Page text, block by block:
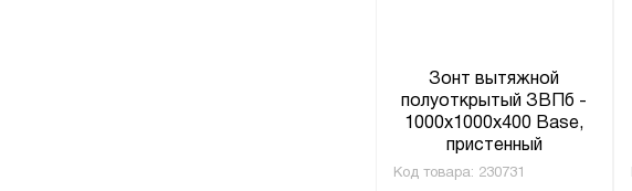
Зонт вытяжной
полуоткрытый ЗВПб -
1000x1000x400 Base,
пристенный
Код товара: 230731